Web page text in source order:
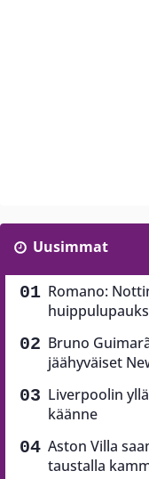
Uusimmat
Romano:
Bruno
jäähyväiset
Liverpoolin
käänne
Aston Villa
taustalla